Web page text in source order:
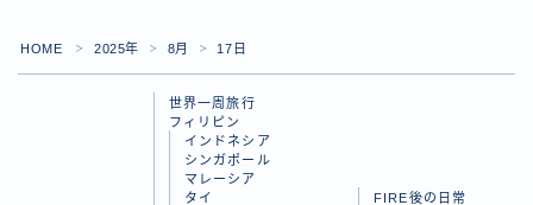
バングラディッシュ
HOME ＞ 2025年 ＞ 8月 ＞ 17日
世界一周旅行
フィリピン
インドネシア
シンガポール
マレーシア
タイ
FIRE後の日常